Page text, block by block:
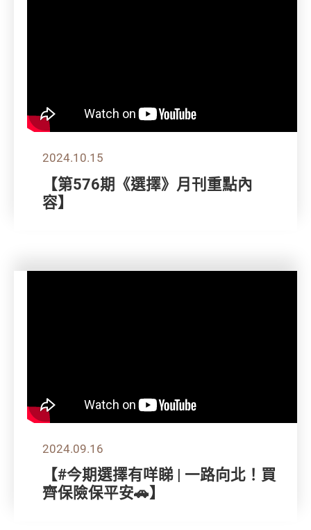
2024.10.15
【第576期《選擇》月刊重點內
容】
2024.09.16
【#今期選擇有咩睇 | 一路向北！買
齊保險保平安🚗】